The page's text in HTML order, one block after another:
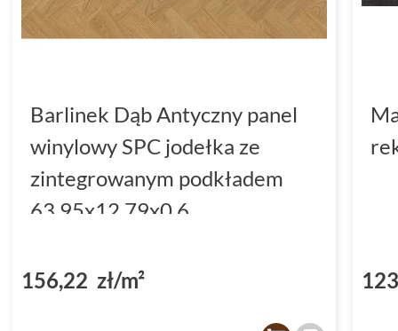
Barlinek Dąb Antyczny panel
winylowy SPC jodełka ze
zintegrowanym podkładem
63.95x12.79x0.6
156,22 zł/m²